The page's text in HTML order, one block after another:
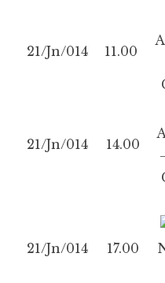
21/Jn/014 11.00
21/Jn/014 14.00
21/Jn/014 17.00